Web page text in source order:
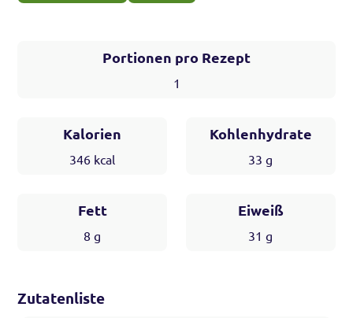
Portionen pro Rezept
1
Kalorien
346 kcal
Kohlenhydrate
33 g
Fett
8 g
Eiweiß
31 g
Zutatenliste